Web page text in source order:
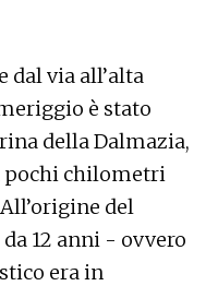
dal via all’alta
è stato
della Dalmazia,
pochi chilometri
del
12 anni - ovvero
era in